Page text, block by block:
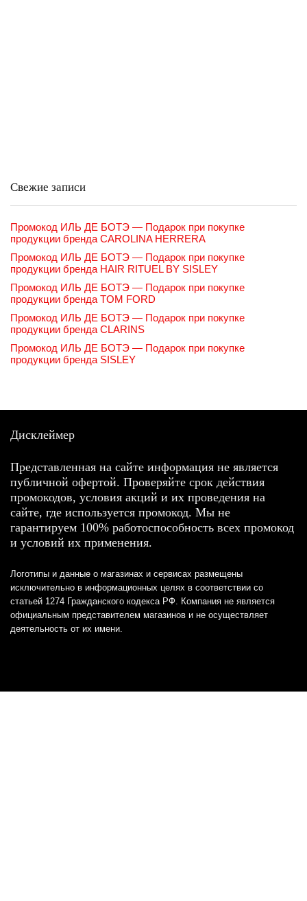
Свежие записи
Промокод ИЛЬ ДЕ БОТЭ — Подарок при покупке
продукции бренда CAROLINA HERRERA
Промокод ИЛЬ ДЕ БОТЭ — Подарок при покупке
продукции бренда HAIR RITUEL BY SISLEY
Промокод ИЛЬ ДЕ БОТЭ — Подарок при покупке
продукции бренда TOM FORD
Промокод ИЛЬ ДЕ БОТЭ — Подарок при покупке
продукции бренда CLARINS
Промокод ИЛЬ ДЕ БОТЭ — Подарок при покупке
продукции бренда SISLEY
Дисклеймер
Представленная на сайте информация не является
публичной офертой. Проверяйте срок действия
промокодов, условия акций и их проведения на
сайте, где используется промокод. Мы не
гарантируем 100% работоспособность всех промокод
и условий их применения.
Логотипы и данные о магазинах и сервисах размещены
исключительно в информационных целях в соответствии со
статьей 1274 Гражданского кодекса РФ. Компания не является
официальным представителем магазинов и не осуществляет
деятельность от их имени.